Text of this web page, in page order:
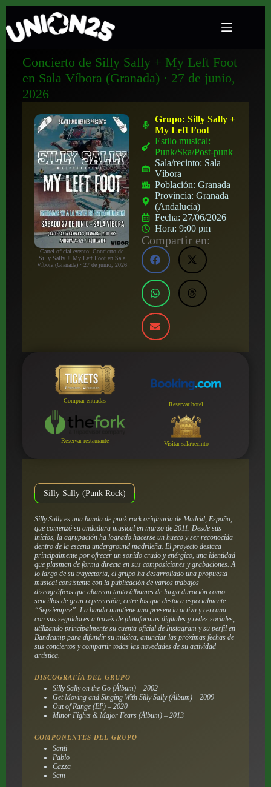
Concierto de Silly Sally + My Left Foot
en Sala Víbora (Granada) · 27 de junio,
2026
Cartel oficial evento: Concierto de
Silly Sally + My Left Foot en Sala
Víbora (Granada) · 27 de junio, 2026
Grupo:Silly Sally +
My Left Foot
Estilo musical:
Punk/Ska/Post-punk
Sala/recinto: Sala
Víbora
Población:Granada
Provincia:Granada
(Andalucía)
Fecha: 27/06/2026
Hora:9:00 pm
Compartir en:
Comprar entradas
Reservar hotel
Reservar restaurante Visitar sala/recinto
Silly Sally (Punk Rock)
Silly Sally es una banda de punk rock originaria de Madrid, España,
que comenzó su andadura musical en marzo de 2011. Desde sus
inicios, la agrupación ha logrado hacerse un hueco y ser reconocida
dentro de la escena underground madrileña. El proyecto destaca
principalmente por ofrecer un sonido crudo y enérgico, una identidad
que plasman de forma directa en sus composiciones y grabaciones. A
lo largo de su trayectoria, el grupo ha desarrollado una propuesta
musical consistente con la publicación de varios trabajos
discográficos que abarcan tanto álbumes de larga duración como
sencillos de gran repercusión, entre los que destaca especialmente
“Sepsiempre”. La banda mantiene una presencia activa y cercana
con sus seguidores a través de plataformas digitales y redes sociales,
utilizando principalmente su cuenta oficial de Instagram y su perfil en
Bandcamp para difundir su música, anunciar las próximas fechas de
sus conciertos y compartir todas las novedades de su actividad
artística.
DISCOGRAFÍA DEL GRUPO
Silly Sally on the Go(Álbum) – 2002
Get Moving and Singing With Silly Sally(Álbum) – 2009
Out of Range(EP) – 2020
Minor Fights & Major Fears(Álbum) – 2013
COMPONENTES DEL GRUPO
Santi
Pablo
Cazza
Sam